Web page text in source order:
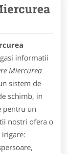
informatii
Miercurea
sistem de
schimb, in
pentru un
nostri ofera o
irigare: